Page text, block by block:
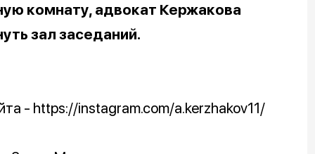
комнату, адвокат Кержакова
зал заседаний.
- https://instagram.com/a.kerzhakov11/